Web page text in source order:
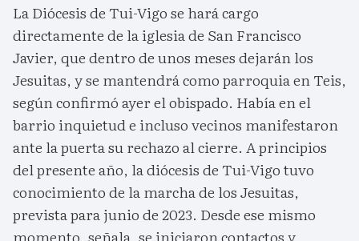
La Diócesis de Tui-Vigo se hará cargo
directamente de la iglesia de San Francisco
Javier, que dentro de unos meses dejarán los
Jesuitas, y se mantendrá como parroquia en Teis,
según confirmó ayer el obispado. Había en el
barrio inquietud e incluso vecinos manifestaron
ante la puerta su rechazo al cierre. A principios
del presente año, la diócesis de Tui-Vigo tuvo
conocimiento de la marcha de los Jesuitas,
prevista para junio de 2023. Desde ese mismo
momento, señala, se iniciaron contactos y